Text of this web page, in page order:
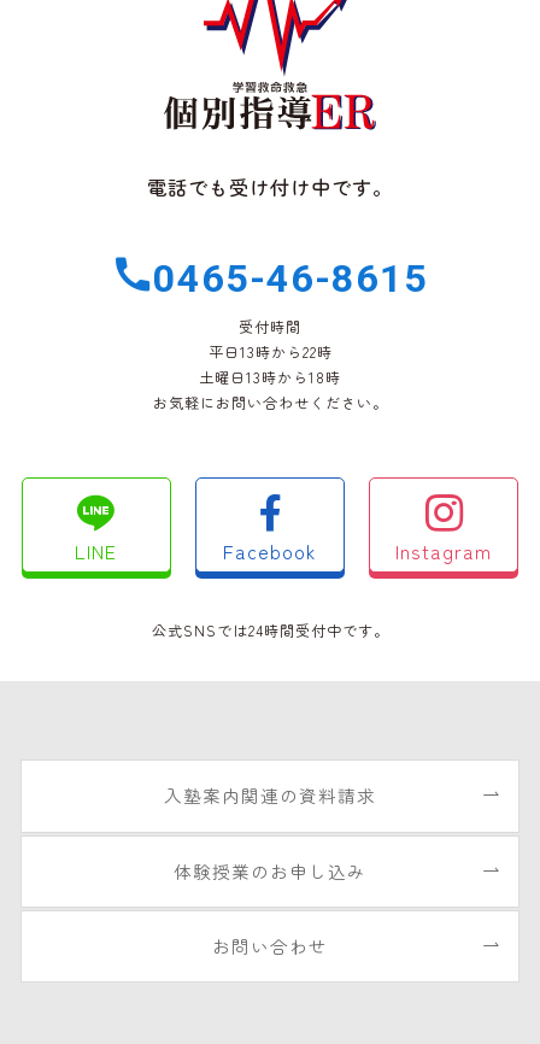
電話でも受け付け中です。
0465-46-8615
受付時間
平日13時から22時
土曜日13時から18時
お気軽にお問い合わせください。
LINE Facebook Instagram
公式SNSでは24時間受付中です。
入塾案内関連の資料請求
体験授業のお申し込み
お問い合わせ